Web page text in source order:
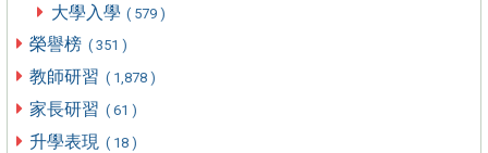
大學入學 ( 579 )
榮譽榜 ( 351 )
教師研習 ( 1,878 )
家長研習 ( 61 )
升學表現 ( 18 )